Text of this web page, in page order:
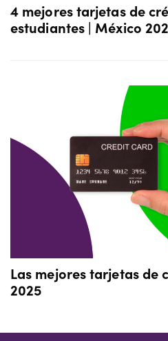
4 mejores tarjetas de
estudiantes | México
Las mejores tarjetas de
2025